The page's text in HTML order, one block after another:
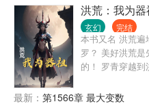
中有六个大道蒲
解、领悟大道，
席位只有两个席
岩》（等级一）
养宝物。】 【
任务，获取灵感
洪荒：我为器
玄幻 完结
本书又名 洪荒遍
罗？ 美好洪荒
的！ 罗青穿越
就洪荒器道老祖
最新： 第1566章 最大变数